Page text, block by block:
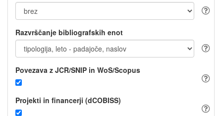
Razvrščanje bibliografskih enot
Povezava z JCR/SNIP in WoS/Scopus
Projekti in financerji (dCOBISS)